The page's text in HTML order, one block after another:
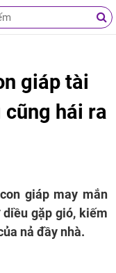
giáp tài
hái ra
giáp may mắn
gặp gió, kiếm
nả đầy nhà.